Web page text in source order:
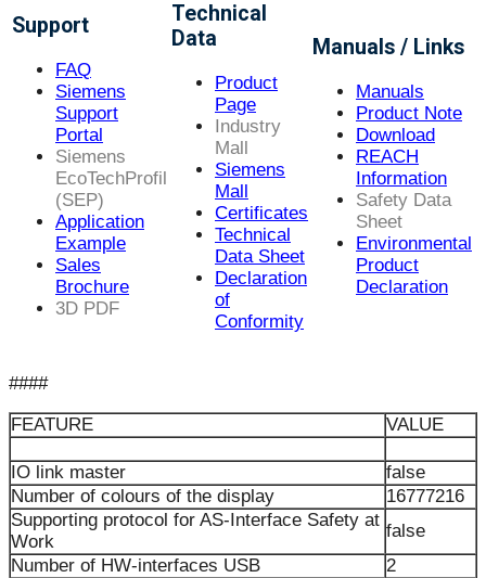
Support
FAQ
Siemens
Support
Portal
Siemens
EcoTechProfil
(SEP)
Application
Example
Sales
Brochure
3D PDF
Technical
Data
Product
Page
Industry
Mall
Siemens
Mall
Certificates
Technical
Data Sheet
Declaration
of
Conformity
Manuals / Links
Manuals
Product Note
Download
REACH
Information
Safety Data
Sheet
Environmental
Product
Declaration
####
FEATURE VALUE
IO link master
false
Number of colours of the display
16777216
Supporting protocol for AS-Interface Safety at
Work
false
Number of HW-interfaces USB
2